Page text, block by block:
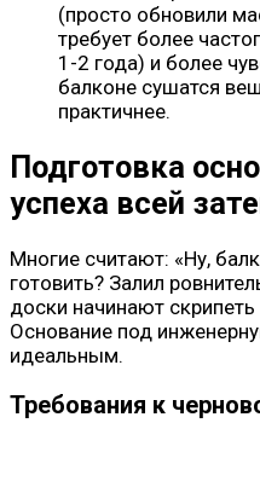
(просто обновили
требует более
1-2 года) и более
балконе сушатся
практичнее.
Подготовка
успеха всей
Многие считают: «Ну,
готовить? Залил
доски начинают
Основание под
идеальным.
Требования к